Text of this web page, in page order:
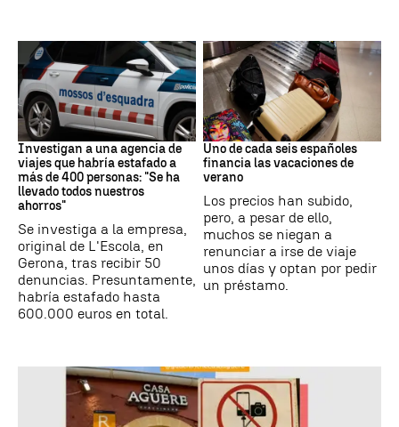
Estafa
Investigan a una agencia de
viajes que habría estafado a
más de 400 personas: "Se ha
llevado todos nuestros
ahorros"
Se investiga a la empresa,
original de L'Escola, en
Gerona, tras recibir 50
denuncias. Presuntamente,
habría estafado hasta
600.000 euros en total.
Subida precios
Uno de cada seis españoles
financia las vacaciones de
verano
Los precios han subido,
pero, a pesar de ello,
muchos se niegan a
renunciar a irse de viaje
unos días y optan por pedir
un préstamo.